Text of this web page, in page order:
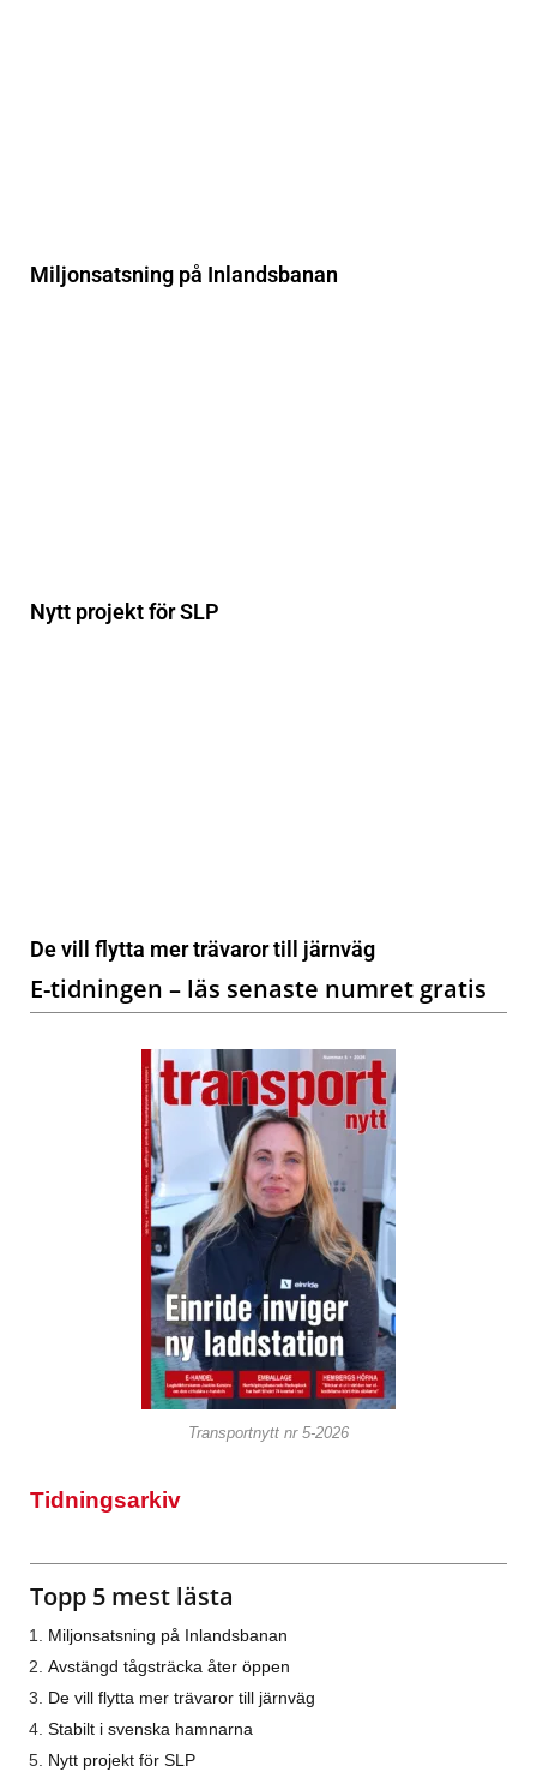
Miljonsatsning på Inlandsbanan
Nytt projekt för SLP
De vill flytta mer trävaror till järnväg
E-tidningen – läs senaste numret gratis
Transportnytt nr 5-2026
Tidningsarkiv
Topp 5 mest lästa
Miljonsatsning på Inlandsbanan
Avstängd tågsträcka åter öppen
De vill flytta mer trävaror till järnväg
Stabilt i svenska hamnarna
Nytt projekt för SLP